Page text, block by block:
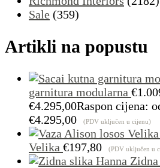
Sale (359)
Artikli na popustu
garnitura modularna €
€4.295,00Raspon cijena:
€4.295,00
(PDV uključen u cijenu)
Velika €197,80 (PDV uključen u